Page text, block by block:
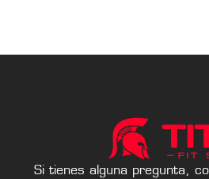
Si tienes alguna pregunta,